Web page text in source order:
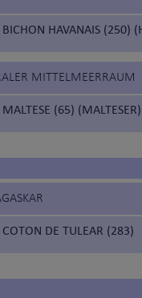
BICHON HAVANAIS (250)
MITTELMEERRAUM
MALTESE (65) (MALTESER)
COTON DE TULEAR (283)